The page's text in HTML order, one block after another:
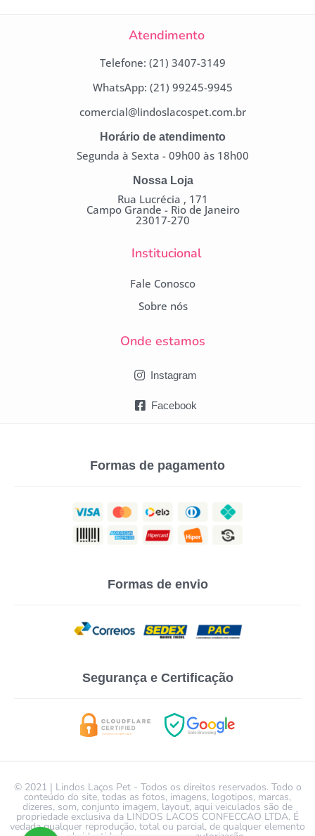
Atendimento
Telefone: (21) 3407-3149
WhatsApp: (21) 99245-9945
comercial@lindoslacospet.com.br
Horário de atendimento
Segunda à Sexta - 09h00 às 18h00
Nossa Loja
Rua Lucrécia , 171
Campo Grande - Rio de Janeiro
23017-270
Institucional
Fale Conosco
Sobre nós
Onde estamos
Instagram
Facebook
Formas de pagamento
Formas de envio
Segurança e Certificação
© 2021 | Lindos Laços Pet - Todos os direitos reservados. Todo o
conteúdo do site, todas as fotos, imagens, logotipos, marcas,
dizeres, som, conjunto imagem, layout, aqui veiculados são de
propriedade exclusiva da LINDOS LACOS CONFECCAO LTDA. É
vedada qualquer reprodução, total ou parcial, de qualquer elemento